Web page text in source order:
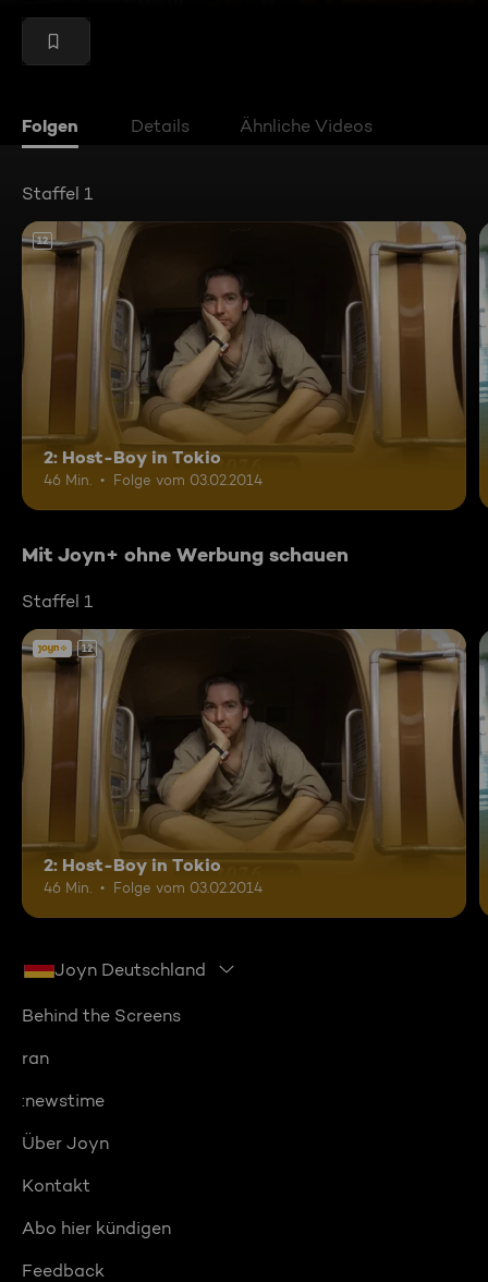
Folgen Details Ähnliche Videos
Staffel 1
12
2: Host-Boy in Tokio
46 Min. Folge vom 03.02.2014
Mit Joyn+ ohne Werbung schauen
Staffel 1
12
2: Host-Boy in Tokio
46 Min. Folge vom 03.02.2014
Joyn Deutschland
Behind the Screens
ran
:newstime
Über Joyn
Kontakt
Abo hier kündigen
Feedback